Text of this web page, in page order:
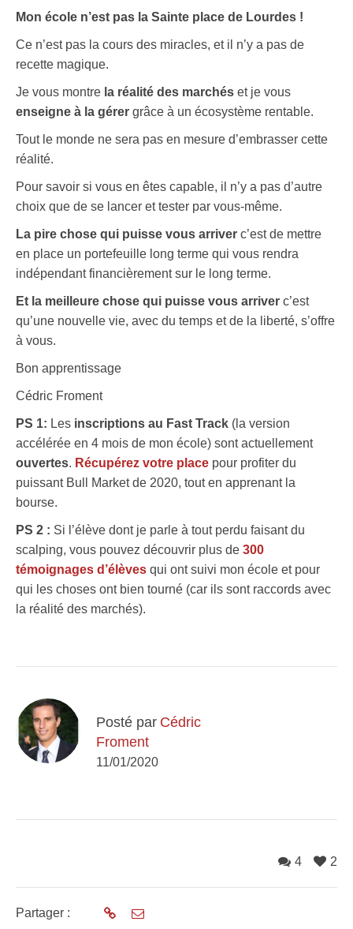
Mon école n’est pas la Sainte place de Lourdes !
Ce n’est pas la cours des miracles, et il n’y a pas de
recette magique.
Je vous montre la réalité des marchés et je vous
enseigne à la gérer grâce à un écosystème rentable.
Tout le monde ne sera pas en mesure d’embrasser cette
réalité.
Pour savoir si vous en êtes capable, il n’y a pas d’autre
choix que de se lancer et tester par vous-même.
La pire chose qui puisse vous arriver c’est de mettre
en place un portefeuille long terme qui vous rendra
indépendant financièrement sur le long terme.
Et la meilleure chose qui puisse vous arriver c’est
qu’une nouvelle vie, avec du temps et de la liberté, s’offre
à vous.
Bon apprentissage
Cédric Froment
PS 1: Les inscriptions au Fast Track (la version
accélérée en 4 mois de mon école) sont actuellement
ouvertes. Récupérez votre place pour profiter du
puissant Bull Market de 2020, tout en apprenant la
bourse.
PS 2 : Si l’élève dont je parle à tout perdu faisant du
scalping, vous pouvez découvrir plus de 300
témoignages d’élèves qui ont suivi mon école et pour
qui les choses ont bien tourné (car ils sont raccords avec
la réalité des marchés).
Posté par Cédric
Froment
11/01/2020
2
4
Partager :